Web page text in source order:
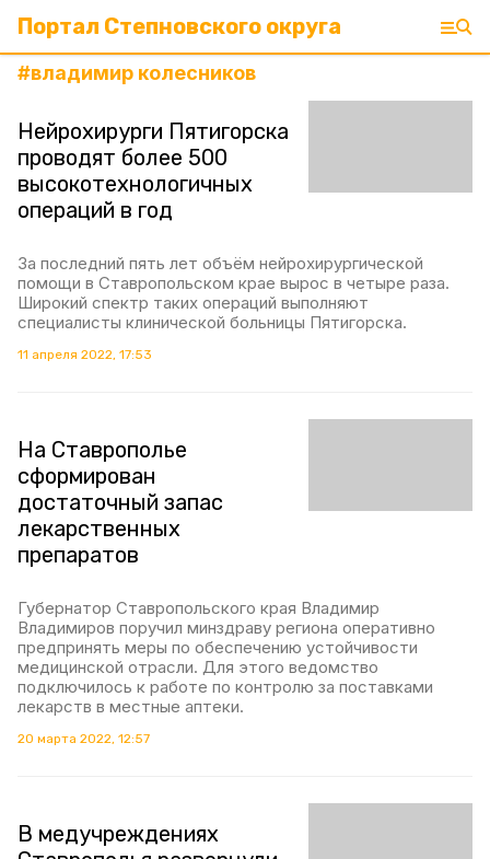
Портал Степновского округа
#владимир колесников
Нейрохирурги Пятигорска
проводят более 500
высокотехнологичных
операций в год
За последний пять лет объём нейрохирургической
помощи в Ставропольском крае вырос в четыре раза.
Широкий спектр таких операций выполняют
специалисты клинической больницы Пятигорска.
11 апреля 2022, 17:53
На Ставрополье
сформирован
достаточный запас
лекарственных
препаратов
Губернатор Ставропольского края Владимир
Владимиров поручил минздраву региона оперативно
предпринять меры по обеспечению устойчивости
медицинской отрасли. Для этого ведомство
подключилось к работе по контролю за поставками
лекарств в местные аптеки.
20 марта 2022, 12:57
В медучреждениях